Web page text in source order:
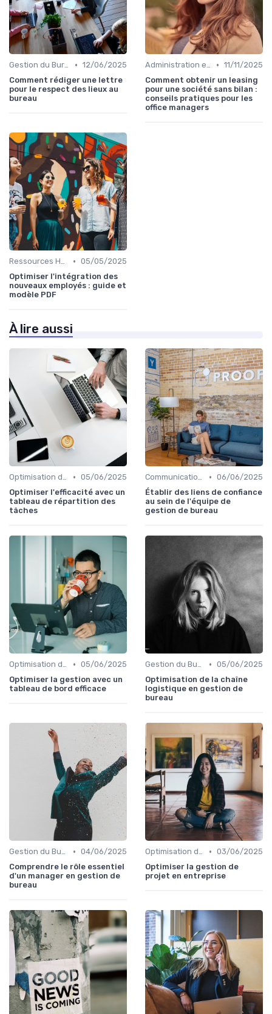
Gestion du Bureau • 12/06/2025
Comment rédiger une lettre
pour le respect des lieux au
bureau
Administration et Finance • 11/11/2025
Comment obtenir un leasing
pour une société sans bilan :
conseils pratiques pour les
office managers
Ressources Humaines • 05/05/2025
Optimiser l'intégration des
nouveaux employés : guide et
modèle PDF
À lire aussi
Optimisation du temps • 05/06/2025
Optimiser l'efficacité avec un
tableau de répartition des
tâches
Communication et Culture d'Entreprise • 06/06/2025
Établir des liens de confiance
au sein de l'équipe de
gestion de bureau
Optimisation du temps • 05/06/2025
Optimiser la gestion avec un
tableau de bord efficace
Gestion du Bureau • 05/06/2025
Optimisation de la chaîne
logistique en gestion de
bureau
Gestion du Bureau • 04/06/2025
Comprendre le rôle essentiel
d'un manager en gestion de
bureau
Optimisation du temps • 03/06/2025
Optimiser la gestion de
projet en entreprise